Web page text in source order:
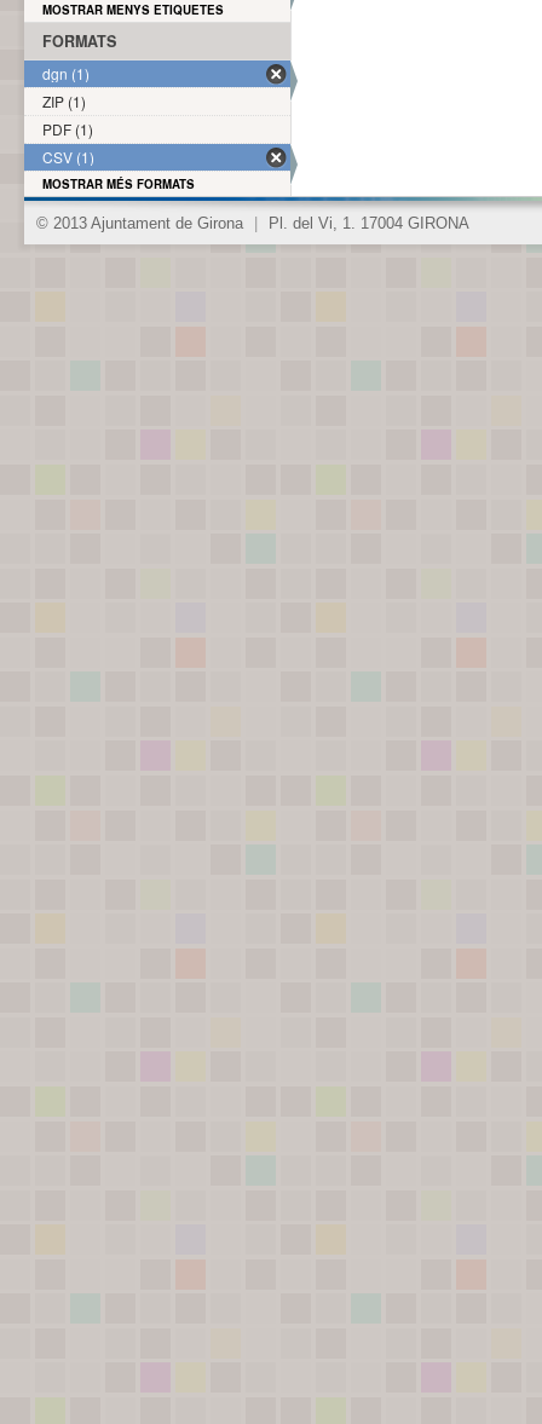
MOSTRAR MENYS ETIQUETES
FORMATS
dgn (1)
ZIP (1)
PDF (1)
CSV (1)
MOSTRAR MÉS FORMATS
© 2013 Ajuntament de Girona Pl. del Vi, 1. 17004 GIRONA